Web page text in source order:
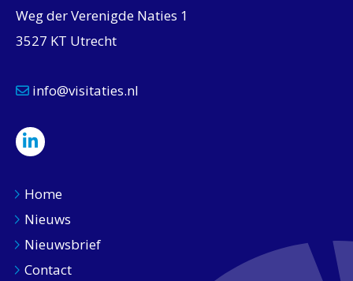
Weg der Verenigde Naties 1
3527 KT Utrecht
info@visitaties.nl
Home
Nieuws
Nieuwsbrief
Contact